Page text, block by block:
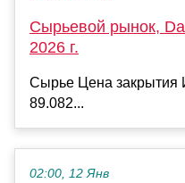
Сырьевой рынок,
2026 г.
Сырье Цена закрытия
89.082...
02:00, 12 Янв